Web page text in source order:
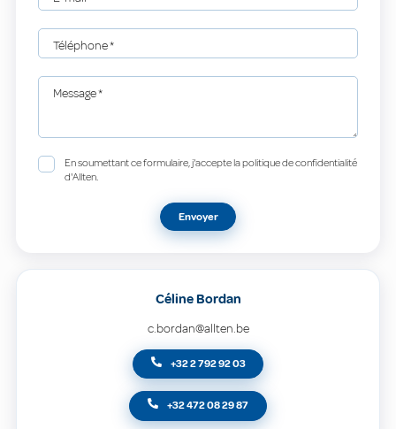
Téléphone*
Message*
En soumettant ce formulaire, j'accepte la politique de confidentialité
d'Allten.
Envoyer
Céline Bordan
c.bordan@allten.be
+32 2 792 92 03
+32 472 08 29 87